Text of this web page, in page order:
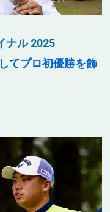
ナル 2025
てプロ初優勝を飾